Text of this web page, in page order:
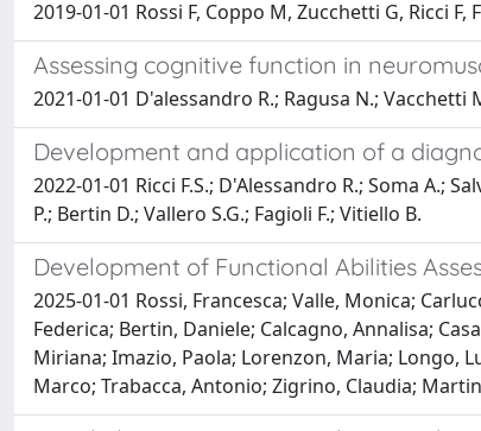
2019-01-01 Rossi F, Coppo M, Zucchetti G, Ricci F,
Assessing cognitive function in
2021-01-01 D'alessandro R.; Ragusa N.; Vacchetti
Development and application of a
2022-01-01 Ricci F.S.; D'Alessandro R.; Soma A.;
P.; Bertin D.; Vallero S.G.; Fagioli F.; Vitiello B.
Development of Functional Abilities
2025-01-01 Rossi, Francesca; Valle, Monica;
Federica; Bertin, Daniele; Calcagno, Annalisa;
Miriana; Imazio, Paola; Lorenzon, Maria; Longo,
Marco; Trabacca, Antonio; Zigrino, Claudia;